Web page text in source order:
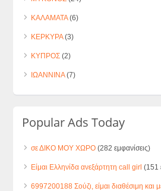
ΚΑΛΑΜΑΤΑ(6)
ΚΕΡΚΥΡΑ(3)
ΚΥΠΡΟΣ (2)
ΙΩΑΝΝΙΝΑ(7)
Popular Ads Today
σε ΔΙΚΟ ΜΟΥ ΧΩΡΟ (282 εμφανίσεις)
Είμαι Ελληνίδα ανεξάρτητη call girl (151
6997200188 Σούζι, είμαι διαθέσιμη και